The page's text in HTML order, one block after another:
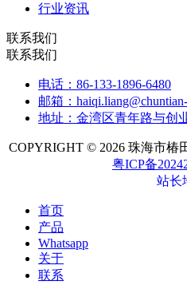
行业资讯
联系我们
联系我们
电话：86-133-1896-6480
邮箱：
地址：金湾区青年路与创
COPYRIGHT © 2026 珠海市椿
粤ICP备
站长
首页
产品
Whatsapp
关于
联系